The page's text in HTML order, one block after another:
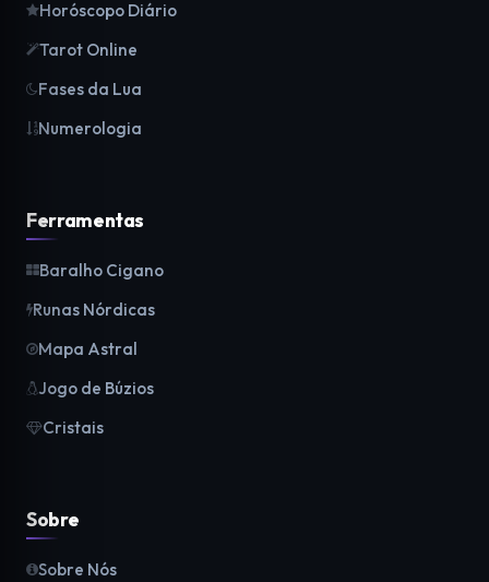
Horóscopo Diário
Tarot Online
Fases da Lua
Numerologia
Ferramentas
Baralho Cigano
Runas Nórdicas
Mapa Astral
Jogo de Búzios
Cristais
Sobre
Sobre Nós